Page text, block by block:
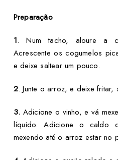
Preparação
1. Num tacho, aloure a
Acrescente os cogumelos
e deixe saltear um pouco.
2. Junte o arroz, e deixe fritar,
3. Adicione o vinho, e vá
líquido. Adicione o caldo
mexendo até o arroz estar no